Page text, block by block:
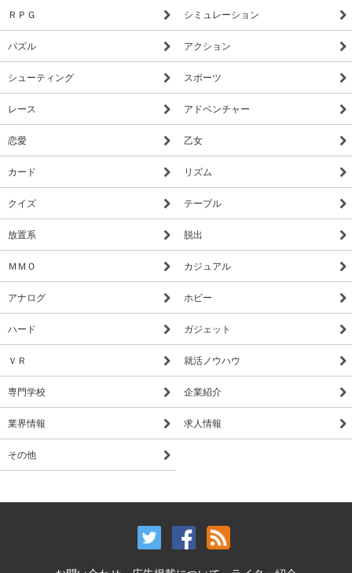
ＲＰＧ シミュレーション
パズル アクション
シューティング スポーツ
レース アドベンチャー
恋愛 乙女
カード リズム
クイズ テーブル
放置系 脱出
ＭＭＯ カジュアル
アナログ ホビー
ハード ガジェット
ＶＲ 就活ノウハウ
専門学校 企業紹介
業界情報 求人情報
その他